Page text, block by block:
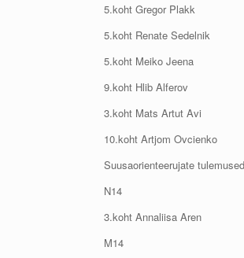
5.koht Gregor Plakk
5.koht Renate Sedelnik
5.koht Meiko Jeena
9.koht Hlib Alferov
3.koht Mats Artut Avi
10.koht Artjom Ovcienko
Suusaorienteerujate
N14
3.koht Annaliisa Aren
M14